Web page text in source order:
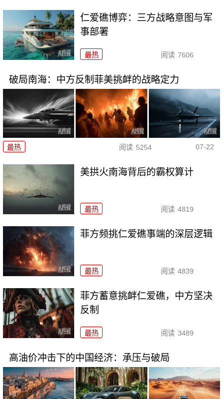
仁爱礁博弈：三方战略意图与军
事部署
最热 阅读 7606
破局南海：中方反制菲美挑衅的战略定力
最热 阅读 5254 07-22
美拱火南海背后的霸权算计
最热 阅读 4819
菲方频挑仁爱礁事端的深层逻辑
最热 阅读 4839
菲方蓄意挑衅仁爱礁，中方坚决
反制
最热 阅读 3489
高油价冲击下的中国经济：承压与破局